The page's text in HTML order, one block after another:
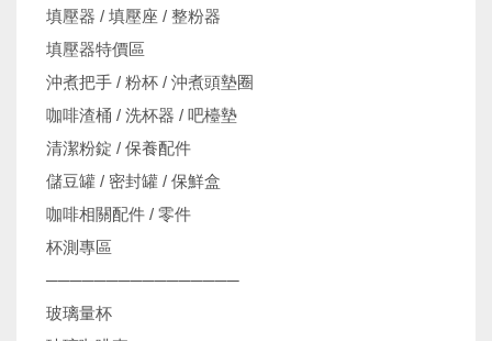
填壓器 / 填壓座 / 整粉器
填壓器特價區
沖煮把手 / 粉杯 / 沖煮頭墊圈
咖啡渣桶 / 洗杯器 / 吧檯墊
清潔粉錠 / 保養配件
儲豆罐 / 密封罐 / 保鮮盒
咖啡相關配件 / 零件
杯測專區
────────────────
玻璃量杯